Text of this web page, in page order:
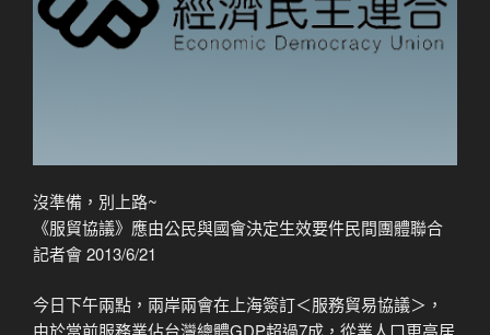
沒準備，別上路~
《服貿協議》應由公民與國會決定生效要件民間團體聯合
記者會 2013/6/21
今日下午兩點，兩岸兩會在上海簽訂＜服務貿易協議＞，